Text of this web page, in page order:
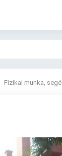
Fizikai munka,